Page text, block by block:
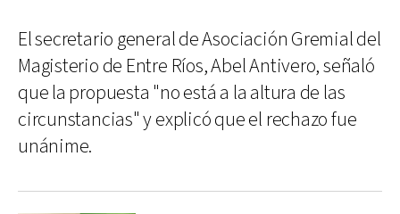
El secretario general de Asociación Gremial del
Magisterio de Entre Ríos, Abel Antivero, señaló
que la propuesta "no está a la altura de las
circunstancias" y explicó que el rechazo fue
unánime.